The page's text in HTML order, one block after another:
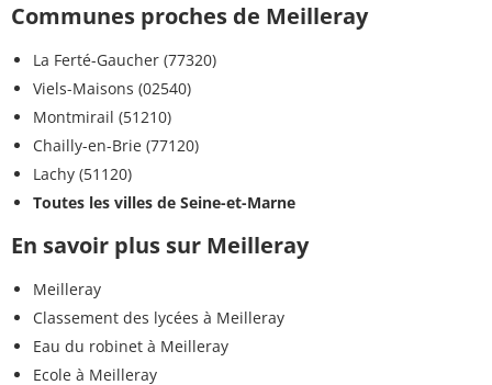
Communes proches de Meilleray
La Ferté-Gaucher (77320)
Viels-Maisons (02540)
Montmirail (51210)
Chailly-en-Brie (77120)
Lachy (51120)
Toutes les villes de Seine-et-Marne
En savoir plus sur Meilleray
Meilleray
Classement des lycées à Meilleray
Eau du robinet à Meilleray
Ecole à Meilleray